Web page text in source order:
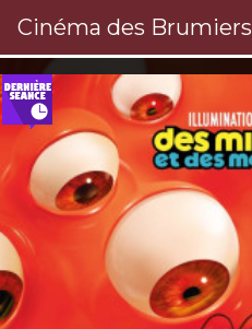
Cinéma des Brumiers